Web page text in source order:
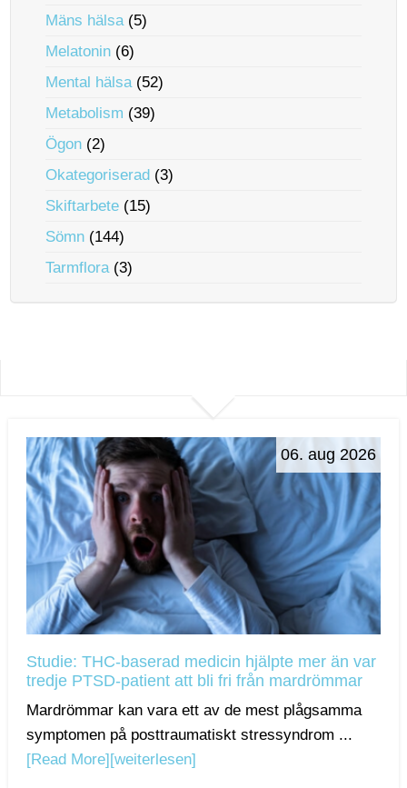
Mäns hälsa(5)
Melatonin (6)
Mental hälsa(52)
Metabolism (39)
Ögon (2)
Okategoriserad (3)
Skiftarbete (15)
Sömn (144)
Tarmflora(3)
06. aug 2026
Studie: THC-baserad medicin hjälpte mer än var
tredje PTSD-patient att bli fri från mardrömmar
Mardrömmar kan vara ett av de mest plågsamma
symptomen på posttraumatiskt stressyndrom ...
[Read More] [weiterlesen]